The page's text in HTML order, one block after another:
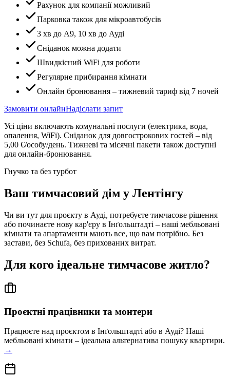
Рахунок для компанії можливий
Парковка також для мікроавтобусів
3 хв до A9, 10 хв до Ауді
Сніданок можна додати
Швидкісний WiFi для роботи
Регулярне прибирання кімнати
Онлайн бронювання – тижневий тариф від 7 ночей
Замовити онлайнНадіслати запит
Усі ціни включають комунальні послуги (електрика, вода,
опалення, WiFi). Сніданок для довгострокових гостей – від
5,00 €/особу/день. Тижневі та місячні пакети також доступні
для онлайн-бронювання.
Гнучко та без турбот
Ваш тимчасовий дім у Лентінгу
Чи ви тут для проєкту в Ауді, потребуєте тимчасове рішення
або починаєте нову кар'єру в Інґольштадті – наші мебльовані
кімнати та апартаменти мають все, що вам потрібно. Без
застави, без Schufa, без прихованих витрат.
Для кого ідеальне тимчасове житло?
Проєктні працівники та монтери
Працюєте над проєктом в Інґольштадті або в Ауді? Наші
мебльовані кімнати – ідеальна альтернатива пошуку квартири.
→